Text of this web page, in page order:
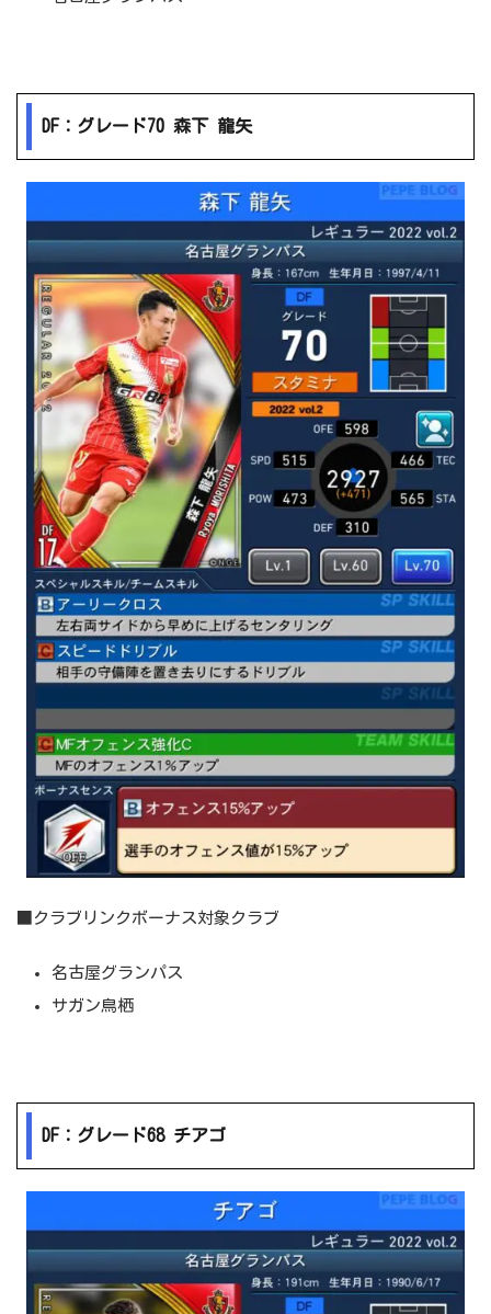
DF：グレード70 森下 龍矢
■クラブリンクボーナス対象クラブ
名古屋グランパス
サガン鳥栖
DF：グレード68 チアゴ